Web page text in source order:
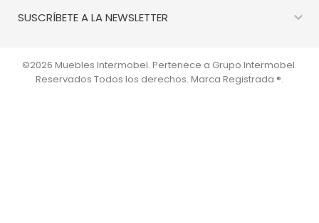
SUSCRÍBETE A LA NEWSLETTER 
©2026 Muebles Intermobel. Pertenece a Grupo Intermobel.
Reservados Todos los derechos. Marca Registrada ®.